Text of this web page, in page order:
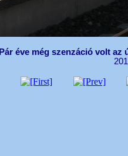
Pár éve még szenzáció volt